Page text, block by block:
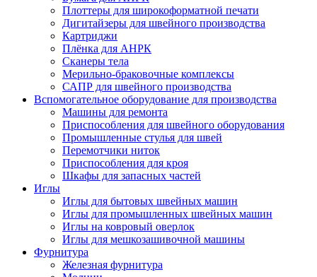
Плоттеры для широкоформатной печати
Дигитайзеры для швейного производства
Картриджи
Плёнка для АНРК
Сканеры тела
Мерильно-браковочные комплексы
САПР для швейного производства
Вспомогательное оборудование для производства
Машины для ремонта
Приспособления для швейного оборудования
Промышленные стулья для швей
Перемотчики ниток
Приспособления для кроя
Шкафы для запасных частей
Иглы
Иглы для бытовых швейных машин
Иглы для промышленных швейных машин
Иглы на ковровый оверлок
Иглы для мешкозашивочной машины
Фурнитура
Железная фурнитура